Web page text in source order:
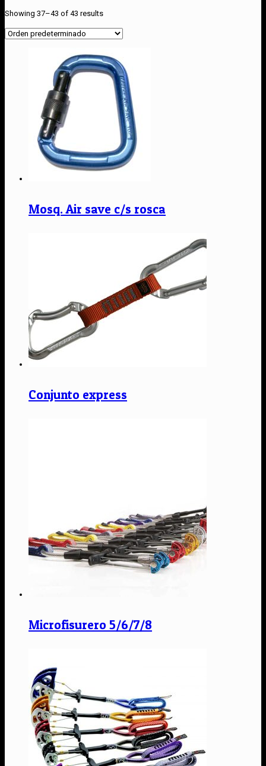
Showing 37–43 of 43 results
Mosq. Air save c/s rosca
Conjunto express
Microfisurero 5/6/7/8